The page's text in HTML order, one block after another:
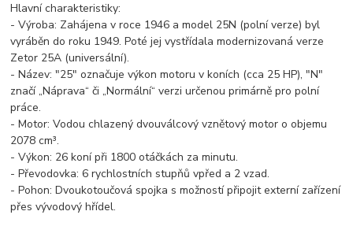
Hlavní charakteristiky:
- Výroba: Zahájena v roce 1946 a model 25N (polní verze) byl
vyráběn do roku 1949. Poté jej vystřídala modernizovaná verze
Zetor 25A (universální).
- Název: "25" označuje výkon motoru v koních (cca 25 HP), "N"
značí „Náprava“ či „Normální“ verzi určenou primárně pro polní
práce.
- Motor: Vodou chlazený dvouválcový vznětový motor o objemu
2078 cm³.
- Výkon: 26 koní při 1800 otáčkách za minutu.
- Převodovka: 6 rychlostních stupňů vpřed a 2 vzad.
- Pohon: Dvoukotoučová spojka s možností připojit externí zařízení
přes vývodový hřídel.